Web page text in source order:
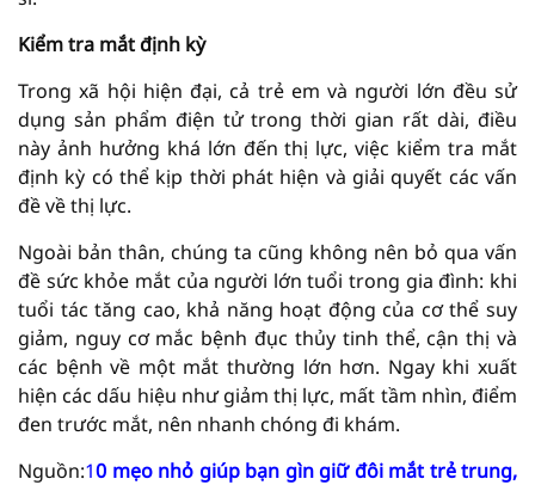
Kiểm tra mắt định kỳ
Trong xã hội hiện đại, cả trẻ em và người lớn đều sử
dụng sản phẩm điện tử trong thời gian rất dài, điều
này ảnh hưởng khá lớn đến thị lực, việc kiểm tra mắt
định kỳ có thể kịp thời phát hiện và giải quyết các vấn
đề về thị lực.
Ngoài bản thân, chúng ta cũng không nên bỏ qua vấn
đề sức khỏe mắt của người lớn tuổi trong gia đình: khi
tuổi tác tăng cao, khả năng hoạt động của cơ thể suy
giảm, nguy cơ mắc bệnh đục thủy tinh thể, cận thị và
các bệnh về một mắt thường lớn hơn. Ngay khi xuất
hiện các dấu hiệu như giảm thị lực, mất tầm nhìn, điểm
đen trước mắt, nên nhanh chóng đi khám.
Nguồn:10 mẹo nhỏ giúp bạn gìn giữ đôi mắt trẻ trung,